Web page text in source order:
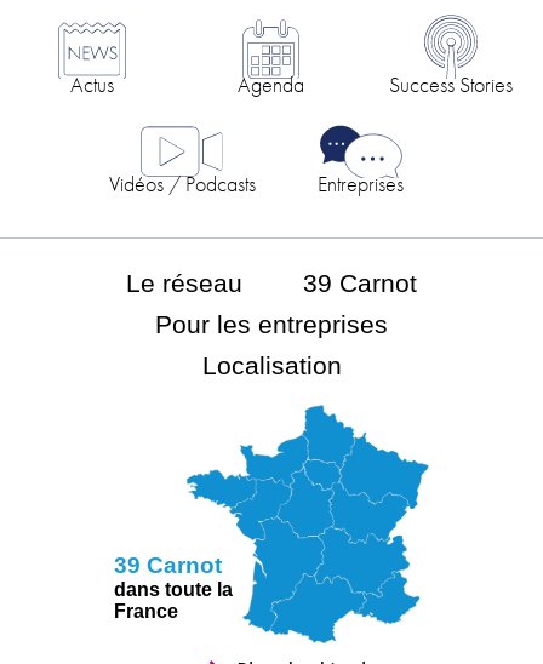
Actus Agenda Success Stories
Vidéos / Podcasts Entreprises
Le réseau
39 Carnot
Pour les entreprises
Localisation
39 Carnot
dans toute la
France